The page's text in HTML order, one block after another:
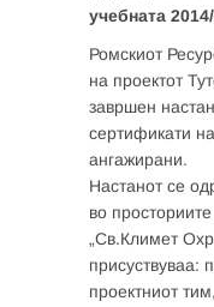
учебната
Ромскиот
на проектот
завршен
сертификати
ангажирани.
Настанот се
во
„Св.Климет
присуствуваа:
проектниот